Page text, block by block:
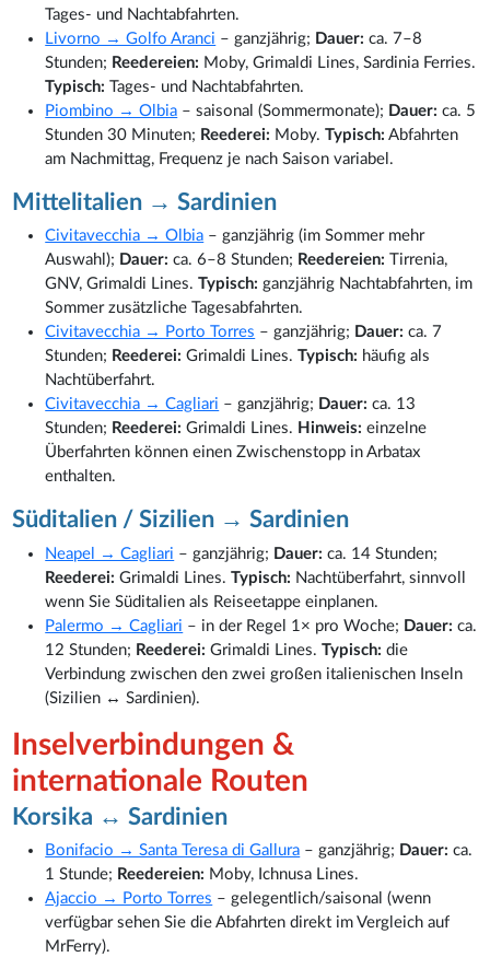
Tages- und Nachtabfahrten.
Livorno → Golfo Aranci – ganzjährig; Dauer: ca. 7–8
Stunden; Reedereien: Moby, Grimaldi Lines, Sardinia Ferries.
Typisch: Tages- und Nachtabfahrten.
Piombino → Olbia – saisonal (Sommermonate); Dauer: ca. 5
Stunden 30 Minuten; Reederei: Moby.Typisch: Abfahrten
am Nachmittag, Frequenz je nach Saison variabel.
Mittelitalien → Sardinien
Civitavecchia → Olbia – ganzjährig (im Sommer mehr
Auswahl); Dauer: ca. 6–8 Stunden; Reedereien: Tirrenia,
GNV, Grimaldi Lines.Typisch: ganzjährig Nachtabfahrten, im
Sommer zusätzliche Tagesabfahrten.
Civitavecchia → Porto Torres – ganzjährig; Dauer: ca. 7
Stunden; Reederei: Grimaldi Lines.Typisch: häufig als
Nachtüberfahrt.
Civitavecchia → Cagliari – ganzjährig; Dauer: ca. 13
Stunden; Reederei: Grimaldi Lines. Hinweis: einzelne
Überfahrten können einen Zwischenstopp in Arbatax
enthalten.
Süditalien / Sizilien → Sardinien
Neapel → Cagliari – ganzjährig; Dauer: ca. 14 Stunden;
Reederei: Grimaldi Lines.Typisch: Nachtüberfahrt, sinnvoll
wenn Sie Süditalien als Reiseetappe einplanen.
Palermo → Cagliari – in der Regel 1× pro Woche; Dauer: ca.
12 Stunden; Reederei: Grimaldi Lines.Typisch: die
Verbindung zwischen den zwei großen italienischen Inseln
(Sizilien ↔ Sardinien).
Inselverbindungen &
internationale Routen
Korsika ↔ Sardinien
Bonifacio → Santa Teresa di Gallura – ganzjährig; Dauer: ca.
1 Stunde; Reedereien: Moby, Ichnusa Lines.
Ajaccio → Porto Torres – gelegentlich/saisonal (wenn
verfügbar sehen Sie die Abfahrten direkt im Vergleich auf
MrFerry).